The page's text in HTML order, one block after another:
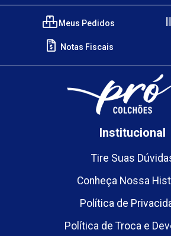
Meus Pedidos
Notas Fiscais
Institucional
Tire Suas
Conheça Nossa
Política de
Política de Troca e